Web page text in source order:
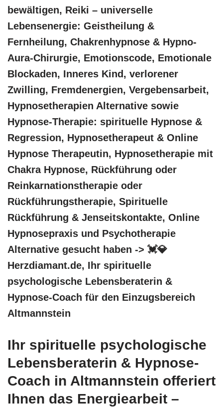
bewältigen, Reiki – universelle
Lebensenergie: Geistheilung &
Fernheilung, Chakrenhypnose & Hypno-
Aura-Chirurgie, Emotionscode, Emotionale
Blockaden, Inneres Kind, verlorener
Zwilling, Fremdenergien, Vergebensarbeit,
Hypnosetherapien Alternative sowie
Hypnose-Therapie: spirituelle Hypnose &
Regression, Hypnosetherapeut & Online
Hypnose Therapeutin, Hypnosetherapie mit
Chakra Hypnose, Rückführung oder
Reinkarnationstherapie oder
Rückführungstherapie, Spirituelle
Rückführung & Jenseitskontakte, Online
Hypnosepraxis und Psychotherapie
Alternative gesucht haben -> 💓️💎
Herzdiamant.de, Ihr spirituelle
psychologische Lebensberaterin &
Hypnose-Coach für den Einzugsbereich
Altmannstein
Ihr spirituelle psychologische
Lebensberaterin & Hypnose-
Coach in Altmannstein offeriert
Ihnen das Energiearbeit –